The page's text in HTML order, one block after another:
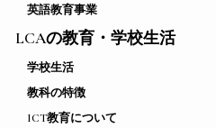
英語教育事業
LCAの教育・学校生活
学校生活
教科の特徴
ICT教育について